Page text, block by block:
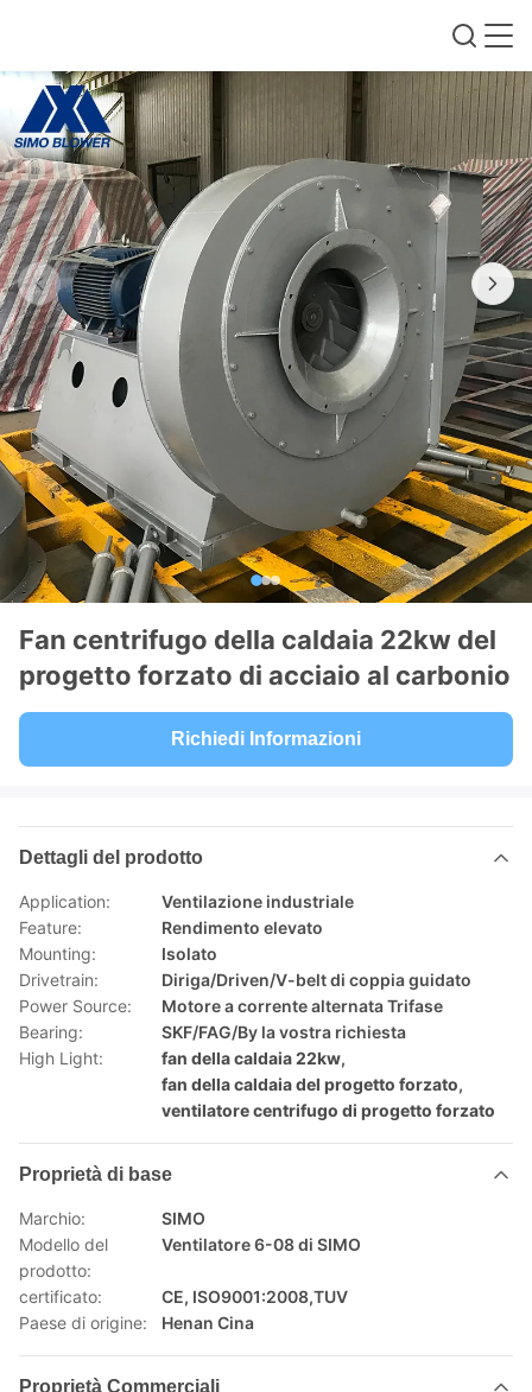
Fan centrifugo della caldaia 22kw del
progetto forzato di acciaio al carbonio
Richiedi Informazioni
Dettagli del prodotto
Application:
Ventilazione industriale
Feature:
Rendimento elevato
Mounting:
Isolato
Drivetrain:
Diriga/Driven/V-belt di coppia guidato
Power Source:
Motore a corrente alternata Trifase
Bearing:
SKF/FAG/By la vostra richiesta
High Light:
fan della caldaia 22kw,
fan della caldaia del progetto forzato,
ventilatore centrifugo di progetto forzato
Proprietà di base
Marchio:
SIMO
Modello del
prodotto:
Ventilatore 6-08 di SIMO
certificato:
CE, ISO9001:2008,TUV
Paese di origine:
Henan Cina
Proprietà Commerciali